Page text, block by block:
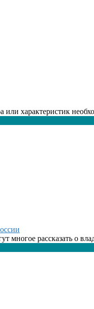
или характеристик
многое рассказать о